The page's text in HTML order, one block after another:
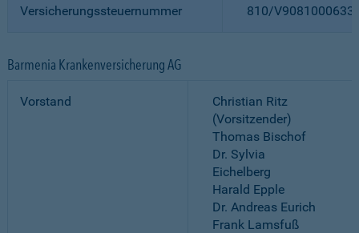
Versicherungssteuernummer 810/
Barmenia Krankenversicherung AG
Vorstand
Christian Ritz
(Vorsitzender)
Thomas Bischof
Dr. Sylvia
Eichelberg
Harald Epple
Dr. Andreas Eurich
Frank Lamsfuß